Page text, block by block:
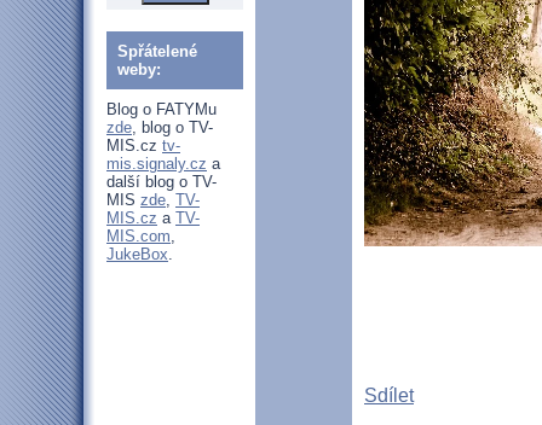
Spřátelené
weby:
Blog o FATYMu
zde, blog o TV-
MIS.cz tv-
mis.signaly.cz a
další blog o TV-
MIS zde, TV-
MIS.cz a TV-
MIS.com,
JukeBox.
Sdílet